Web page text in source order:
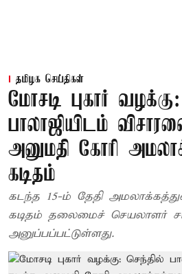
தமிழக செய்திகள்
மோசடி புகார்
பாலாஜியிடம்
அனுமதி கோரி
கடிதம்
கடந்த 15-ம் தேதி
கடிதம் தலைமைச் செயலாளர்
அனுப்பப்பட்டுள்ளது.